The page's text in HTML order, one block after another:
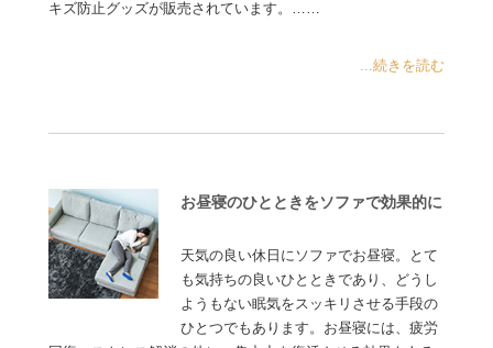
キズ防止グッズが販売されています。……
...続きを読む
お昼寝のひとときをソファで効果的に
天気の良い休日にソファでお昼寝。とて
も気持ちの良いひとときであり、どうし
ようもない眠気をスッキリさせる手段の
ひとつでもあります。お昼寝には、疲労